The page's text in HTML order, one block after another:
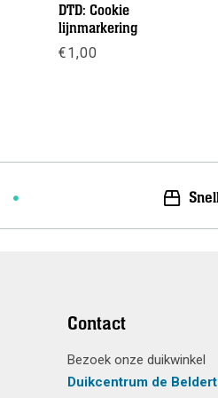
DTD: Cookie
lijnmarkering
€1,00
Contact
Bezoek onze duikwinkel
Duikcentrum de Beldert